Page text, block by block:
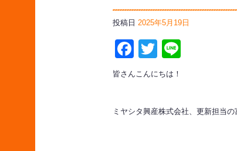
投稿日 2025年5月19日
Facebook
Twitter
皆さんこんにちは！
ミヤシタ興産株式会社、更新担当の